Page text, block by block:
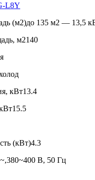
L8Y
(м2)до 135 м2 — 13,5
м2140
кВт13.4
15.5
(кВт)4.3
В, 50 Гц